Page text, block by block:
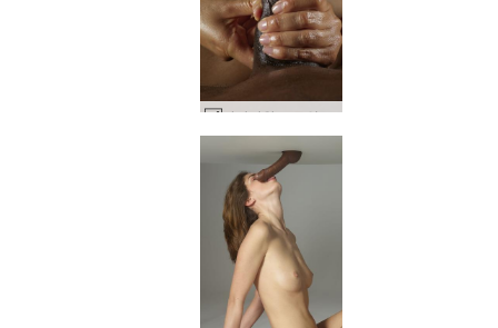
아마야와 고로의 자지와 가슴 #34